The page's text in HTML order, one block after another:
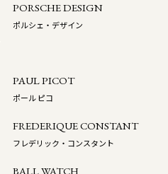
PORSCHE DESIGN
ポルシェ・デザイン
PAUL PICOT
ポール ピコ
FREDERIQUE CONSTANT
フレデリック・コンスタント
BALL WATCH